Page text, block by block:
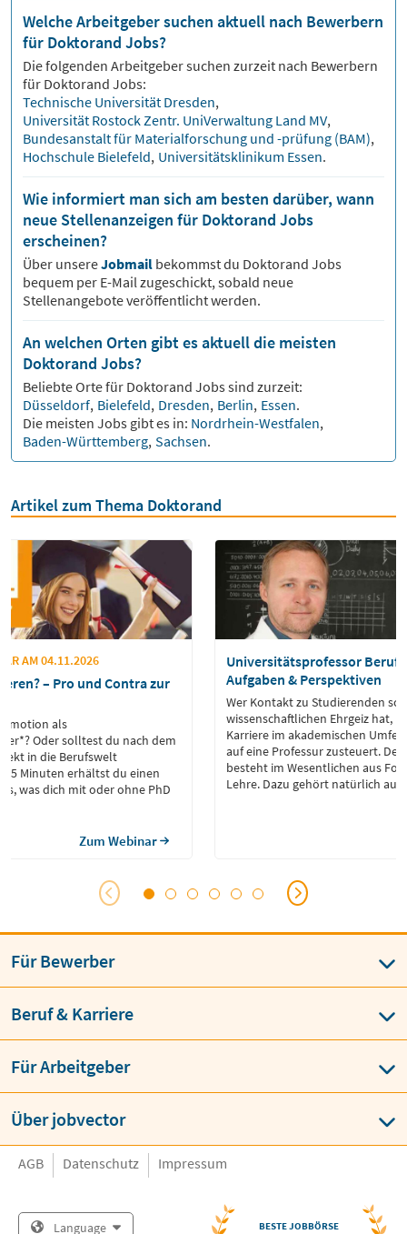
Welche Arbeitgeber suchen aktuell nach Bewerbern
für Doktorand Jobs?
Die folgenden Arbeitgeber suchen zurzeit nach Bewerbern
für Doktorand Jobs:
Technische Universität Dresden,
Universität Rostock Zentr. UniVerwaltung Land MV,
Bundesanstalt für Materialforschung und -prüfung (BAM),
Hochschule Bielefeld, Universitätsklinikum Essen.
Wie informiert man sich am besten darüber, wann
neue Stellenanzeigen für Doktorand Jobs
erscheinen?
Über unsereJobmail bekommst du Doktorand Jobs
bequem per E-Mail zugeschickt, sobald neue
Stellenangebote veröffentlicht werden.
An welchen Orten gibt es aktuell die meisten
Doktorand Jobs?
Beliebte Orte für Doktorand Jobs sind zurzeit:
Düsseldorf, Bielefeld, Dresden, Berlin, Essen.
Die meisten Jobs gibt es in: Nordrhein-Westfalen,
Baden-Württemberg, Sachsen.
Artikel zum Thema Doktorand
AM 04.11.2026
– Pro und Contra zur
als
Oder solltest du nach dem
in die Berufswelt
35 Minuten erhältst du einen
was dich mit oder ohne PhD
Zum Webinar
Universitätsprofessor
Aufgaben & Perspektiven
Wer Kontakt zu Studierenden
wissenschaftlichen Ehrgeiz hat,
Karriere im akademischen
auf eine Professur zusteuert.
besteht im Wesentlichen aus
Lehre. Dazu gehört natürlich
Für Bewerber
Beruf & Karriere
Für Arbeitgeber
Über jobvector
AGB Datenschutz Impressum
Language
BESTE JOBBÖRSE